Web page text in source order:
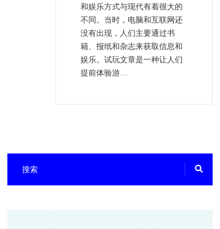
和娱乐方式与现代有着很大的
不同。当时，电脑和互联网还
没有出现，人们主要通过书
籍、报纸和杂志来获取信息和
娱乐。试玩文章是一种让人们
提前体验游...